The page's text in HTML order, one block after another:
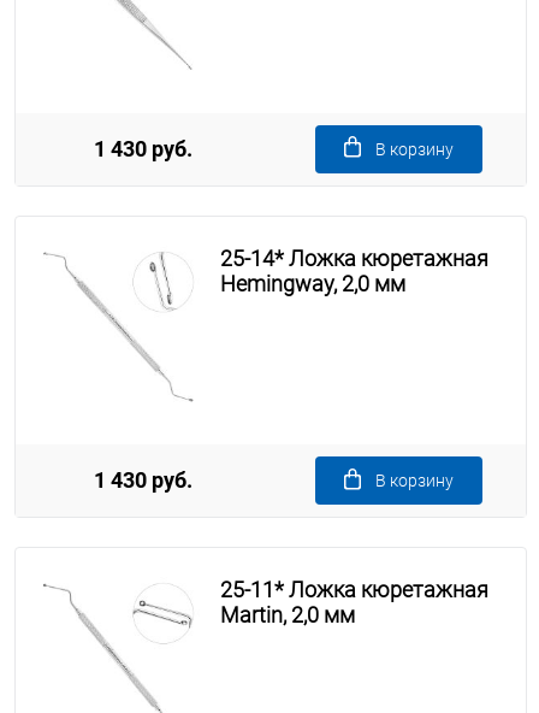
1 430 руб. В корзину
25-14* Ложка кюретажная
Hemingway, 2,0 мм
1 430 руб. В корзину
25-11* Ложка кюретажная
Martin, 2,0 мм